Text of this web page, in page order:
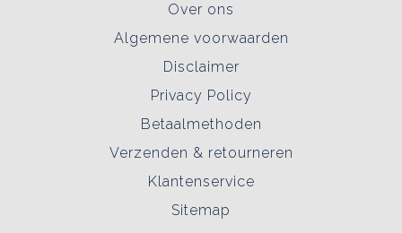
Over ons
Algemene voorwaarden
Disclaimer
Privacy Policy
Betaalmethoden
Verzenden & retourneren
Klantenservice
Sitemap